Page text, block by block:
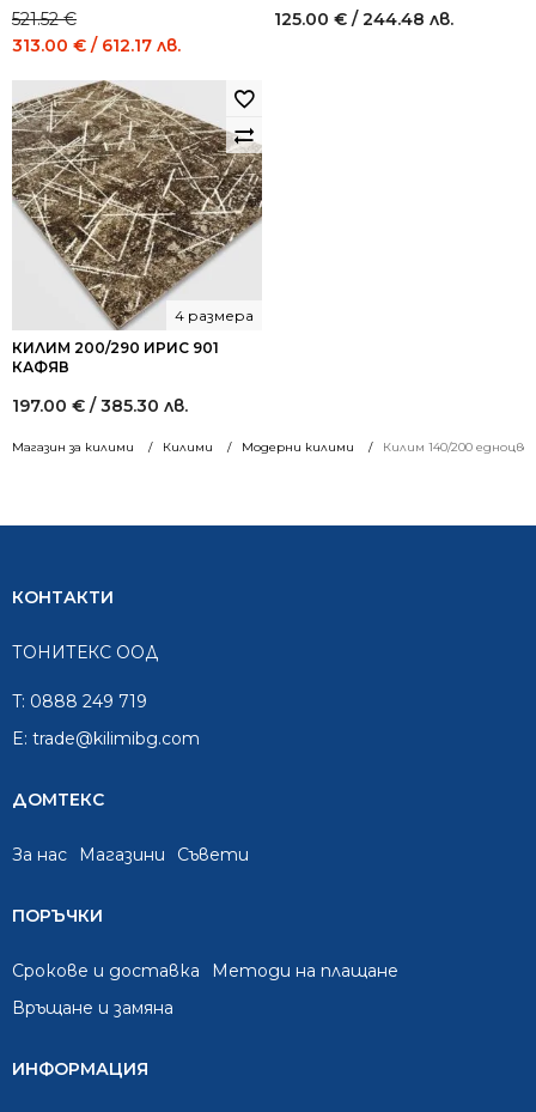
Магазин за килими Килими Модерни килими Килим 140/200
521.52€
Original
was:
521.52 €
/
1,020.00
лв..
313.00 € / 612.17 лв.
313.00 €
/
612.17
лв..
125.00 € / 244.48 лв.
КИЛИМ 200/290 ИРИС 901
КАФЯВ
4 размера
197.00 € / 385.30 лв.
КОНТАКТИ
ТОНИТЕКС ООД
T: 0888 249 719
E: trade@kilimibg.com
ДОМТЕКС
За нас Mагазини Съвети
ПОРЪЧКИ
Срокове и доставка
Методи на плащане
Връщане и замяна
ИНФОРМАЦИЯ